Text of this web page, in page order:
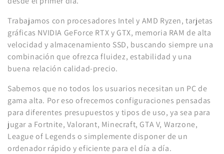
Trabajamos con procesadores Intel y AMD Ryzen, tarjetas
gráficas NVIDIA GeForce RTX y GTX, memoria RAM de alta
velocidad y almacenamiento SSD, buscando siempre una
combinación que ofrezca fluidez, estabilidad y una
buena relación calidad-precio.
Sabemos que no todos los usuarios necesitan un PC de
gama alta. Por eso ofrecemos configuraciones pensadas
para diferentes presupuestos y tipos de uso, ya sea para
jugar a Fortnite, Valorant, Minecraft, GTA V, Warzone,
League of Legends o simplemente disponer de un
ordenador rápido y eficiente para el día a día.